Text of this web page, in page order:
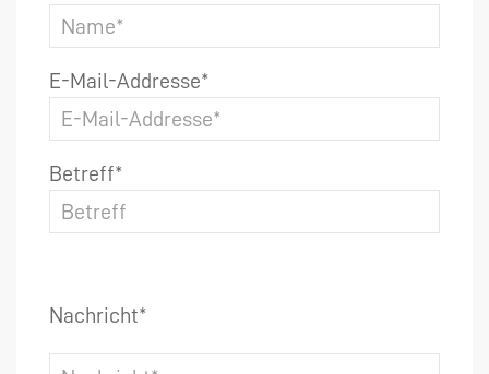
E-Mail-Addresse*
Betreff*
Nachricht*